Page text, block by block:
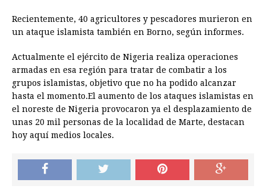
Recientemente, 40 agricultores y pescadores murieron en
un ataque islamista también en Borno, según informes.
Actualmente el ejército de Nigeria realiza operaciones
armadas en esa región para tratar de combatir a los
grupos islamistas, objetivo que no ha podido alcanzar
hasta el momento.El aumento de los ataques islamistas en
el noreste de Nigeria provocaron ya el desplazamiento de
unas 20 mil personas de la localidad de Marte, destacan
hoy aquí medios locales.